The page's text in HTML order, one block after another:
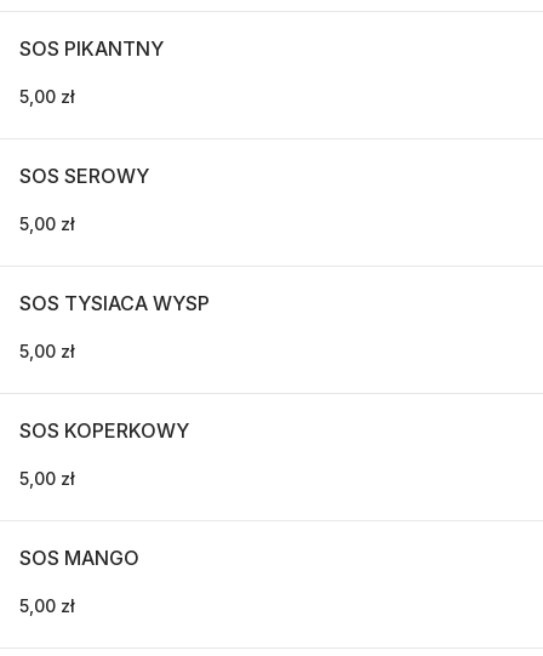
SOS PIKANTNY
5,00 zł
SOS SEROWY
5,00 zł
SOS TYSIACA WYSP
5,00 zł
SOS KOPERKOWY
5,00 zł
SOS MANGO
5,00 zł